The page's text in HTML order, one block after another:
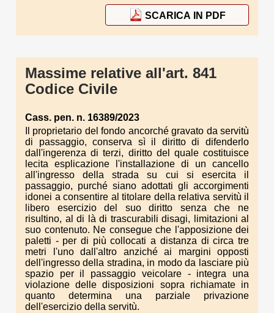
SCARICA IN PDF
Massime relative all'art. 841
Codice Civile
Cass. pen. n. 16389/2023
Il proprietario del fondo ancorché gravato da servitù
di passaggio, conserva sì il diritto di difenderlo
dall'ingerenza di terzi, diritto del quale costituisce
lecita esplicazione l'installazione di un cancello
all'ingresso della strada su cui si esercita il
passaggio, purché siano adottati gli accorgimenti
idonei a consentire al titolare della relativa servitù il
libero esercizio del suo diritto senza che ne
risultino, al di là di trascurabili disagi, limitazioni al
suo contenuto. Ne consegue che l'apposizione dei
paletti - per di più collocati a distanza di circa tre
metri l'uno dall'altro anziché ai margini opposti
dell'ingresso della stradina, in modo da lasciare più
spazio per il passaggio veicolare - integra una
violazione delle disposizioni sopra richiamate in
quanto determina una parziale privazione
dell'esercizio della servitù.